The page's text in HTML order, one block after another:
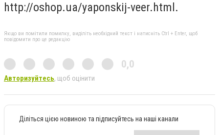
http://oshop.ua/yaponskij-veer.html.
Якщо ви помітили помилку, виділіть необхідний текст і натисніть Ctrl + Enter, щоб
повідомити про це редакцію
0,0
Авторизуйтесь, щоб оцінити
Діліться цією новиною та підписуйтесь на наші канали